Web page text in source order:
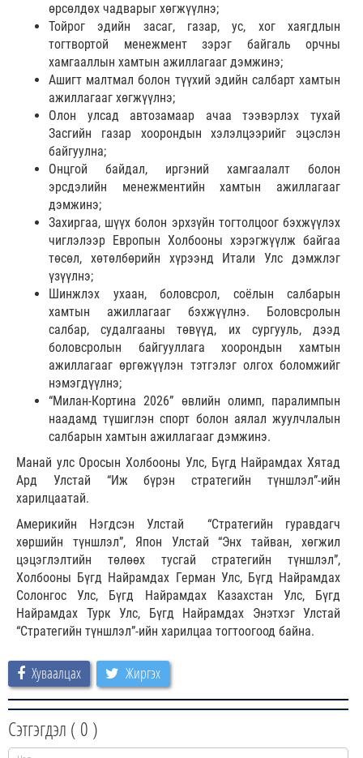
өрсөлдөх чадварыг хөгжүүлнэ;
Тойрог эдийн засаг, газар, ус, хог хаягдлын
тогтвортой менежмент зэрэг байгаль орчны
хамгааллын хамтын ажиллагааг дэмжинэ;
Ашигт малтмал болон түүхий эдийн салбарт хамтын
ажиллагааг хөгжүүлнэ;
Олон улсад автозамаар ачаа тээвэрлэх тухай
Засгийн газар хоорондын хэлэлцээрийг эцэслэн
байгуулна;
Онцгой байдал, иргэний хамгаалалт болон
эрсдэлийн менежментийн хамтын ажиллагааг
дэмжинэ;
Захиргаа, шүүх болон эрхзүйн тогтолцоог бэхжүүлэх
чиглэлээр Европын Холбооны хэрэгжүүлж байгаа
төсөл, хөтөлбөрийн хүрээнд Итали Улс дэмжлэг
үзүүлнэ;
Шинжлэх ухаан, боловсрол, соёлын салбарын
хамтын ажиллагааг бэхжүүлнэ. Боловсролын
салбар, судалгааны төвүүд, их сургууль, дээд
боловсролын байгууллага хоорондын хамтын
ажиллагааг өргөжүүлэн тэтгэлэг олгох боломжийг
нэмэгдүүлнэ;
“Милан-Кортина 2026” өвлийн олимп, паралимпын
наадамд түшиглэн спорт болон аялал жуулчлалын
салбарын хамтын ажиллагааг дэмжинэ.
Манай улс Оросын Холбооны Улс, Бүгд Найрамдах Хятад
Ард Улстай “Иж бүрэн стратегийн түншлэл”-ийн
харилцаатай.
Америкийн Нэгдсэн Улстай “Стратегийн гуравдагч
хөршийн түншлэл”, Япон Улстай “Энх тайван, хөгжил
цэцэглэлтийн төлөөх тусгай стратегийн түншлэл”,
Холбооны Бүгд Найрамдах Герман Улс, Бүгд Найрамдах
Солонгос Улс, Бүгд Найрамдах Казахстан Улс, Бүгд
Найрамдах Турк Улс, Бүгд Найрамдах Энэтхэг Улстай
“Стратегийн түншлэл”-ийн харилцаа тогтоогоод байна.
Хуваалцах Жиргэх
Сэтгэгдэл ( 0 )